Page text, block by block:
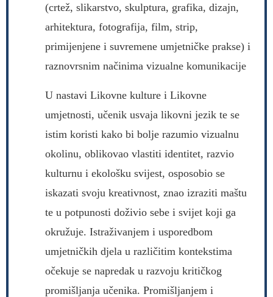
(crtež, slikarstvo, skulptura, grafika, dizajn,
arhitektura, fotografija, film, strip,
primijenjene i suvremene umjetničke prakse) i
raznovrsnim načinima vizualne komunikacije
U nastavi Likovne kulture i Likovne
umjetnosti, učenik usvaja likovni jezik te se
istim koristi kako bi bolje razumio vizualnu
okolinu, oblikovao vlastiti identitet, razvio
kulturnu i ekološku svijest, osposobio se
iskazati svoju kreativnost, znao izraziti maštu
te u potpunosti doživio sebe i svijet koji ga
okružuje. Istraživanjem i usporedbom
umjetničkih djela u različitim kontekstima
očekuje se napredak u razvoju kritičkog
promišljanja učenika. Promišljanjem i